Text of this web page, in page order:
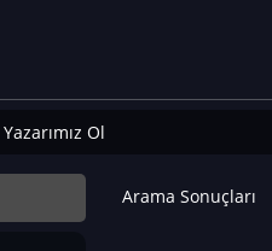
Yazarımız Ol
Arama Sonuçları